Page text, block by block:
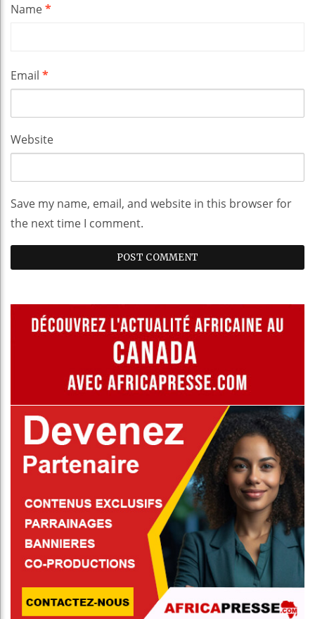
Name*
Email *
Website
Save my name, email, and website in this browser for
the next time I comment.